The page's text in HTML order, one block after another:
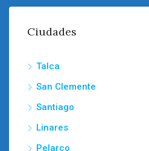
Ciudades
Talca
San Clemente
Santiago
Linares
Pelarco